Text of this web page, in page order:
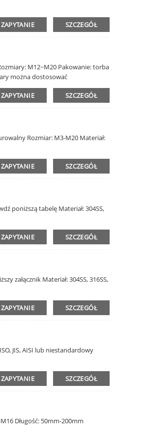
ZAPYTANIE SZCZEGÓŁ
M12~M20 Pakowanie: torba
można dostosować
ZAPYTANIE SZCZEGÓŁ
Rozmiar: M3-M20 Materiał:
ZAPYTANIE SZCZEGÓŁ
poniższą tabelę Materiał: 304SS,
ZAPYTANIE SZCZEGÓŁ
załącznik Materiał: 304SS, 316SS,
ZAPYTANIE SZCZEGÓŁ
JIS, AISI lub niestandardowy
ZAPYTANIE SZCZEGÓŁ
Długość: 50mm-200mm